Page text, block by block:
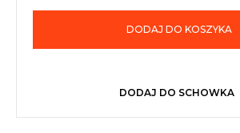
DODAJ DO KOSZYKA
DODAJ DO SCHOWKA